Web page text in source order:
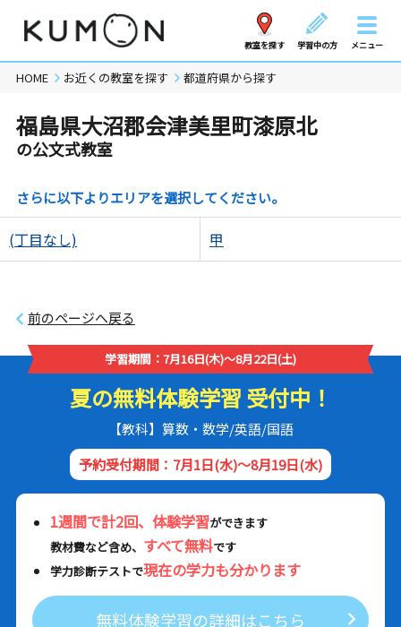
教室を探す 学習中の方 メニュー
HOME お近くの教室を探す 都道府県から探す
福島県大沼郡会津美里町漆原北
の公文式教室
さらに以下よりエリアを選択してください。
(丁目なし) 甲
前のページへ戻る
学習期間：7月16日(木)～8月22日(土)
夏の無料体験学習 受付中！
【教科】算数・数学/英語/国語
予約受付期間：7月1日(水)～8月19日(水)
1週間で計2回、体験学習ができます
教材費など含め、 すべて無料です
学力診断テストで現在の学力も分かります
無料体験学習の詳細はこちら